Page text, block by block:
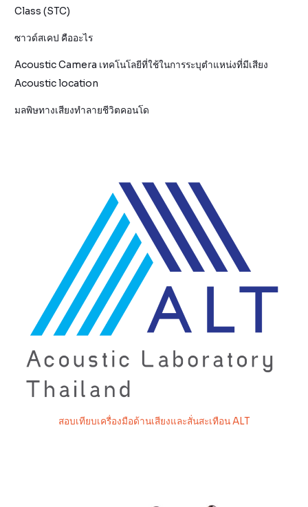
Class (STC)
ซาวด์สเคป คืออะไร
Acoustic Camera เทคโนโลยีที่ใช้ในการระบุตำแหน่งที่มีเสียง
Acoustic location
มลพิษทางเสียงทำลายชีวิตคอนโด
สอบเทียบเครื่องมือด้านเสียงและสั่นสะเทือน ALT